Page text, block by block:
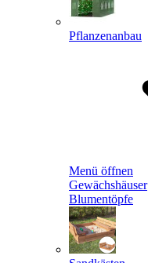
Pflanzenanbau
Menü öffnen
Gewächshäuser
Blumentöpfe